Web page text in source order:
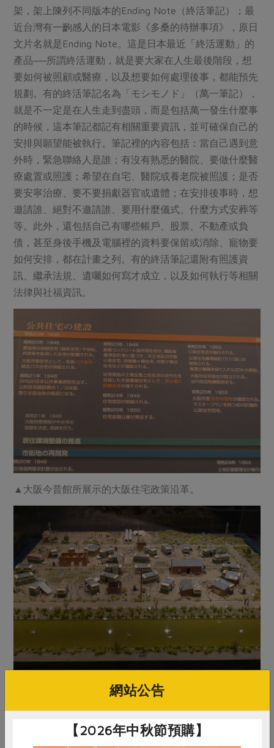
架，架上陳列不同版本的Ending Note（終活筆記）；最
近台灣有一齣感人的日本電影《多桑的待辦事項》，原日
文片名就是Ending Note。這是日本最近「終活運動」的
產品──所謂終活運動，就是要大家在人生最後階段，想
要如何被照顧或醫療，以及想要如何處理後事，都能預先
規劃。有的終活筆記名為「モシモノド」（萬一筆記），
就是不一定是在人生走到盡頭，而是包括萬一發生什麼事
的時候，這本筆記都記有相關重要資訊，並可確保自己的
安排與願望能被執行。筆記裡的內容包括：當自己遇到意
外時，緊急聯絡人是誰；有沒有熟悉的醫院、要做什麼醫
療處置或照護；希望在自宅、醫院或養老院被照護；是否
要安寧治療、要不要捐獻器官或遺體；在安排後事時，想
邀請誰、絕對不邀請誰、要用什麼儀式、什麼方式安葬等
等。此外，還包括自己有哪些帳戶、股票、不動產或負
債，甚至身後手機及電腦裡的資料要保留或消除、寵物要
如何安排，都在計畫之列。有的終活筆記還附有照護資
訊、繼承法規、遺囑如何寫才成立，以及如何執行等相關
法律與社福資訊。
▲大阪今昔館所展示的大阪住宅政策沿革。
網站公告
【2026年中秋節預購】